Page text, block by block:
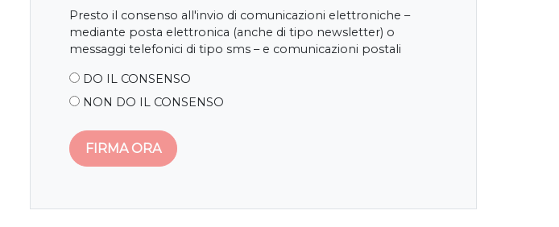
Presto il consenso all'invio di comunicazioni elettroniche –
mediante posta elettronica (anche di tipo newsletter) o
messaggi telefonici di tipo sms – e comunicazioni postali
DO IL CONSENSO
NON DO IL CONSENSO